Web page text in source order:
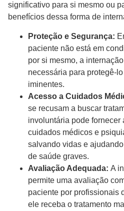
significativo para si mesmo ou
benefícios dessa forma de
Proteção e Segurança:
paciente não está em
por si mesmo, a
necessária para protegê-
iminentes.
Acesso a Cuidados
se recusam a buscar
involuntária pode fornecer
cuidados médicos e
salvando vidas e
de saúde graves.
Avaliação Adequada: A
permite uma avaliação
paciente por profissionais
ele receba o tratamento